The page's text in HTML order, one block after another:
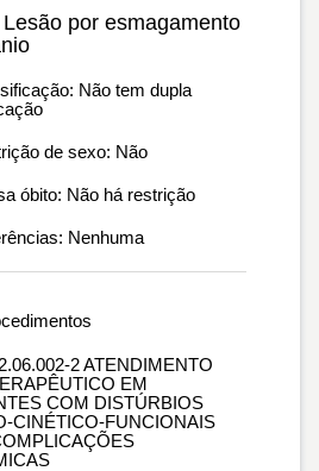
por esmagamento
Não tem dupla
de sexo: Não
óbito: Não há restrição
Nenhuma
2 ATENDIMENTO
EM
COM DISTÚRBIOS
CINÉTICO-FUNCIONAIS